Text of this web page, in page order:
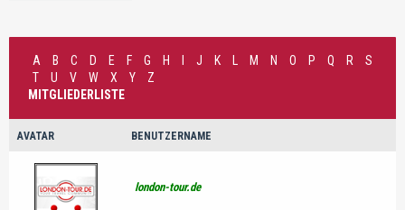
A B C D E F G H J K M N O P Q R
S
T
U V W X Y
Z
MITGLIEDERLISTE
AVATAR BENUTZERNAME
london-tour.de